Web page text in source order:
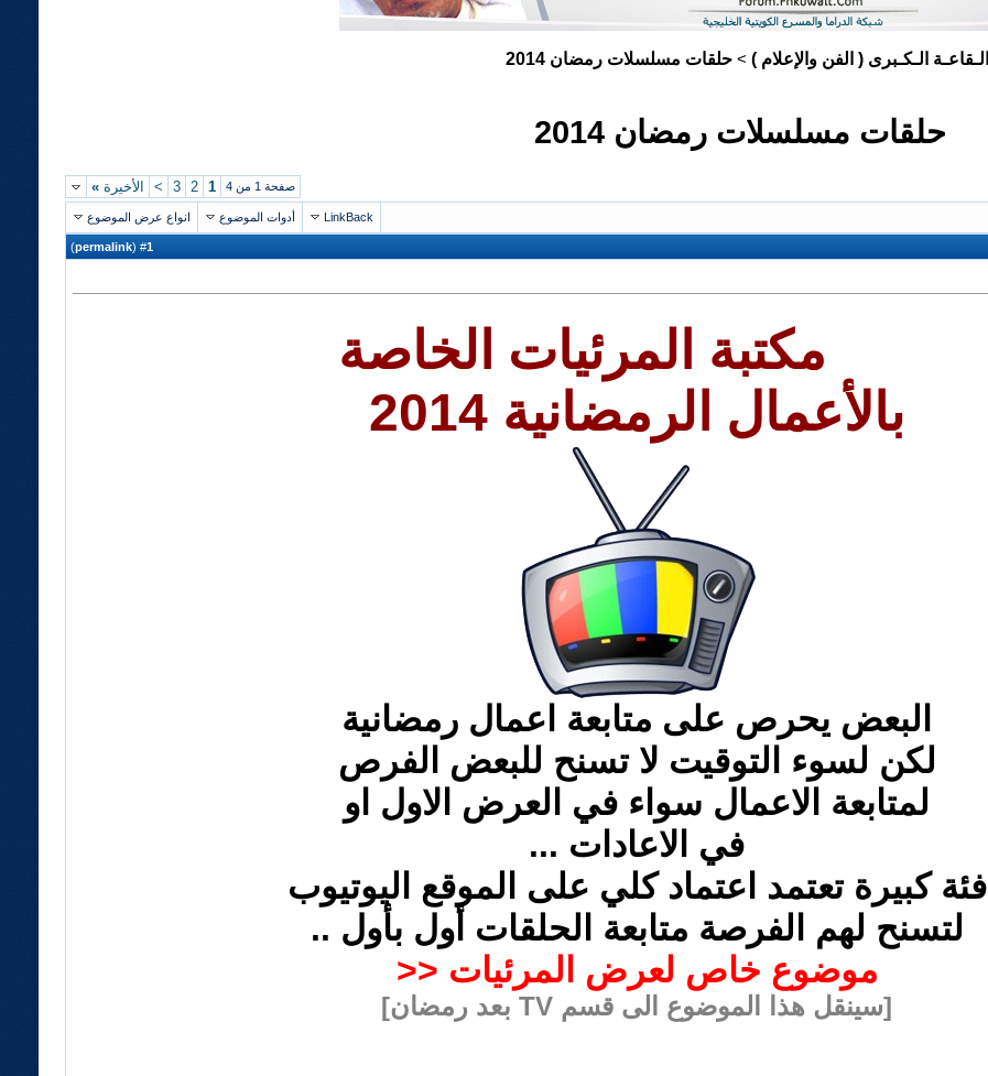
الـقاعـة الـكـبرى ( الفن والإعلام )> حلقات مسلسلات رمضان 2014
حلقات مسلسلات رمضان 2014
صفحة 1 من 4 1
2
3
> الأخيرة »
LinkBack أدوات الموضوع انواع عرض الموضوع
1
(
permalink
)
مكتبة المرئيات الخاصة
بالأعمال الرمضانية 2014
البعض يحرص على متابعة اعمال رمضانية
لكن لسوء التوقيت لا تسنح للبعض الفرص
لمتابعة الاعمال سواء في العرض الاول او
في الاعادات ...
فئة كبيرة تعتمد اعتماد كلي على الموقع اليوتيوب
لتسنح لهم الفرصة متابعة الحلقات أول بأول ..
موضوع خاص لعرض المرئيات <<
[سينقل هذا الموضوع الى قسم TV بعد رمضان]